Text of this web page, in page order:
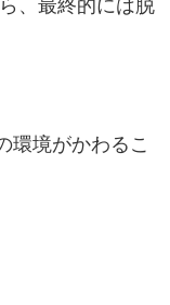
、最終的には脱
環境がかわるこ